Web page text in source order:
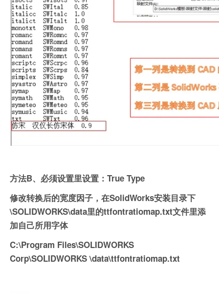
方法B、必须设置里设置：True Type
修改转换后的宽度因子，在SolidWorks安装目录下
\SOLIDWORKS\data里的ttfontratiomap.txt文件里添
加自己所用字体
C:\Program Files\SOLIDWORKS
Corp\SOLIDWORKS \data\ttfontratiomap.txt